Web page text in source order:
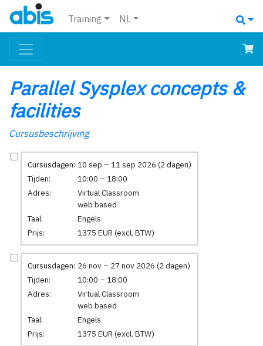
Training NL
Parallel Sysplex concepts &
facilities
Cursusbeschrijving
Cursusdagen: 10 sep – 11 sep 2026 (2 dagen)
Tijden:
10:00 – 18:00
Adres:
Virtual Classroom
web based
Taal:
Engels
Prijs:
1375 EUR (excl. BTW)
Cursusdagen: 26 nov – 27 nov 2026 (2 dagen)
Tijden:
10:00 – 18:00
Adres:
Virtual Classroom
web based
Taal:
Engels
Prijs:
1375 EUR (excl. BTW)